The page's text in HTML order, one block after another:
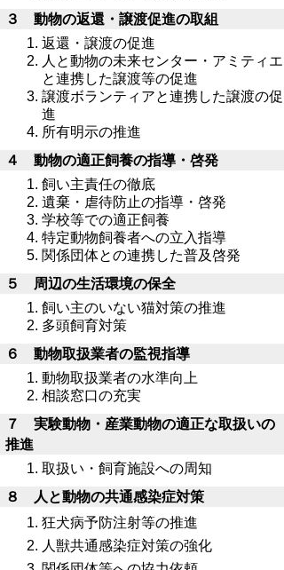
３ 動物の返還・譲渡促進の取組
返還・譲渡の促進
人と動物の未来センター・アミティエ
と連携した譲渡等の促進
譲渡ボランティアと連携した譲渡の促
進
所有明示の推進
４ 動物の適正飼養の指導・啓発
飼い主責任の徹底
遺棄・虐待防止の指導・啓発
学校等での適正飼養
特定動物飼養者への立入指導
関係団体との連携した普及啓発
５ 周辺の生活環境の保全
飼い主のいない猫対策の推進
多頭飼育対策
６ 動物取扱業者の監視指導
動物取扱業者の水準向上
相談窓口の充実
７ 実験動物・産業動物の適正な取扱いの
推進
取扱い・飼育施設への周知
８ 人と動物の共通感染症対策
狂犬病予防注射等の推進
人獣共通感染症対策の強化